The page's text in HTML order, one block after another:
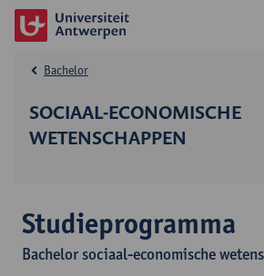
SOCIAAL-ECONOMISCHE
WETENSCHAPPEN
Bachelor
Studieprogramma
Bachelor sociaal-economische